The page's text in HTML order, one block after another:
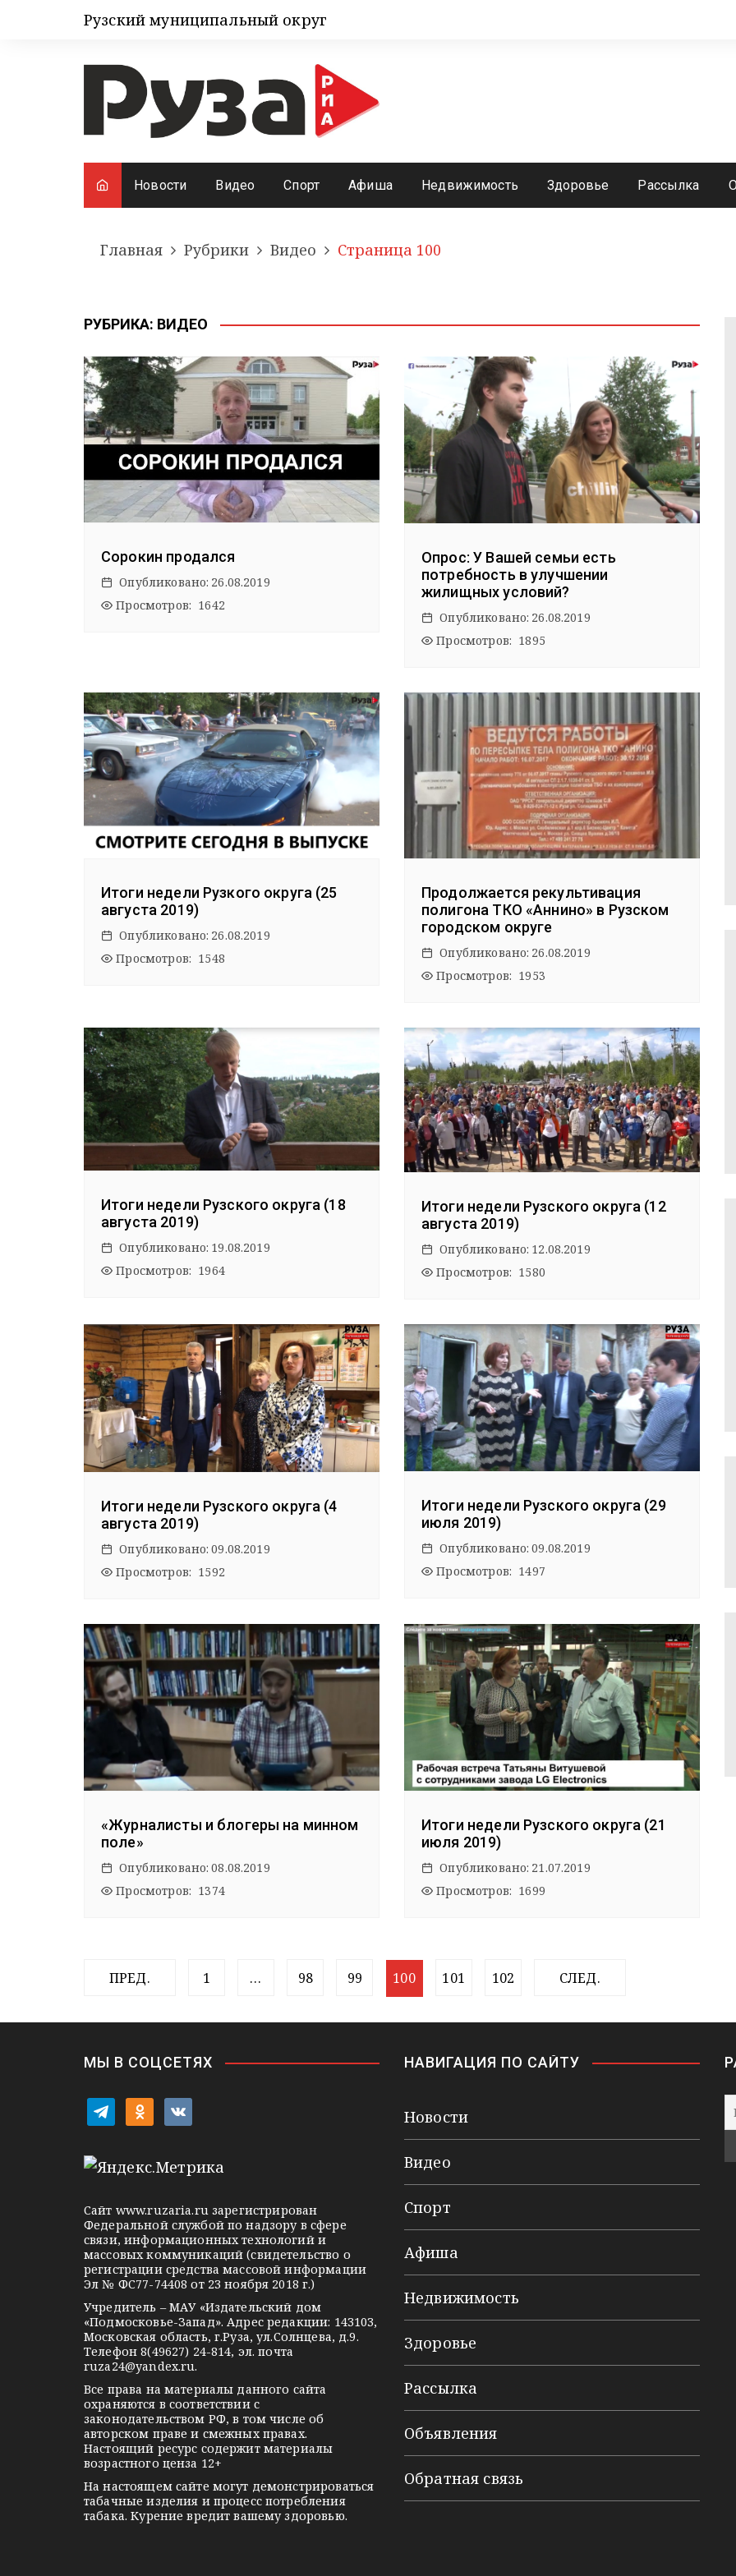
Рузский муниципальный округ
Новости Видео Спорт Афиша Недвижимость Здоровье Рассылка
Главная Рубрики Видео Страница 100
РУБРИКА: ВИДЕО
Сорокин продался
Опубликовано: 26.08.2019
Просмотров: 1642
Опрос: У Вашей семьи есть
потребность в улучшении
жилищных условий?
Опубликовано: 26.08.2019
Просмотров: 1895
Итоги недели Рузкого округа (25
августа 2019)
Опубликовано: 26.08.2019
Просмотров: 1548
Продолжается рекультивация
полигона ТКО «Аннино» в Рузском
городском округе
Опубликовано: 26.08.2019
Просмотров: 1953
Итоги недели Рузского округа (18
августа 2019)
Опубликовано: 19.08.2019
Просмотров: 1964
Итоги недели Рузского округа (12
августа 2019)
Опубликовано: 12.08.2019
Просмотров: 1580
Итоги недели Рузского округа (4
августа 2019)
Опубликовано: 09.08.2019
Просмотров: 1592
Итоги недели Рузского округа (29
июля 2019)
Опубликовано: 09.08.2019
Просмотров: 1497
«Журналисты и блогеры на минном
поле»
Опубликовано: 08.08.2019
Просмотров: 1374
Итоги недели Рузского округа (21
июля 2019)
Опубликовано: 21.07.2019
Просмотров: 1699
и
н
а
ц
я
з
а
п
и
с
е
й
ПРЕД. 1 … 98 99 100 101 102 СЛЕД.
МЫ В СОЦСЕТЯХ
e
l
r
a
m
d
o
l
a
s
s
n
i
k
i
v
k
n
a
k
t
e
Сайт www.ruzaria.ru зарегистрирован
Федеральной службой по надзору в сфере
связи, информационных технологий и
массовых коммуникаций (свидетельство о
регистрации средства массовой информации
Эл № ФС77-74408 от 23 ноября 2018 г.)
Учредитель – МАУ «Издательский дом
«Подмосковье-Запад». Адрес редакции: 143103,
Московская область, г.Руза, ул.Солнцева, д.9.
Телефон 8(49627) 24-814, эл. почта
ruza24@yandex.ru.
Все права на материалы данного сайта
охраняются в соответствии с
законодательством РФ, в том числе об
авторском праве и смежных правах.
Настоящий ресурс содержит материалы
возрастного ценза 12+
На настоящем сайте могут демонстрироваться
табачные изделия и процесс потребления
табака. Курение вредит вашему здоровью.
НАВИГАЦИЯ ПО САЙТУ
Новости
Видео
Спорт
Афиша
Недвижимость
Здоровье
Рассылка
Объявления
Обратная связь